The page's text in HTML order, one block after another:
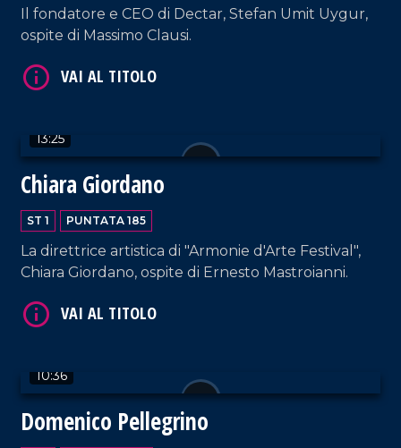
Il fondatore e CEO di Dectar, Stefan Umit Uygur,
ospite di Massimo Clausi.
13:25
Chiara Giordano
ST 1 PUNTATA 185
La direttrice artistica di "Armonie d'Arte Festival",
Chiara Giordano, ospite di Ernesto Mastroianni.
10:36
Domenico Pellegrino
VAI AL TITOLO
VAI AL TITOLO